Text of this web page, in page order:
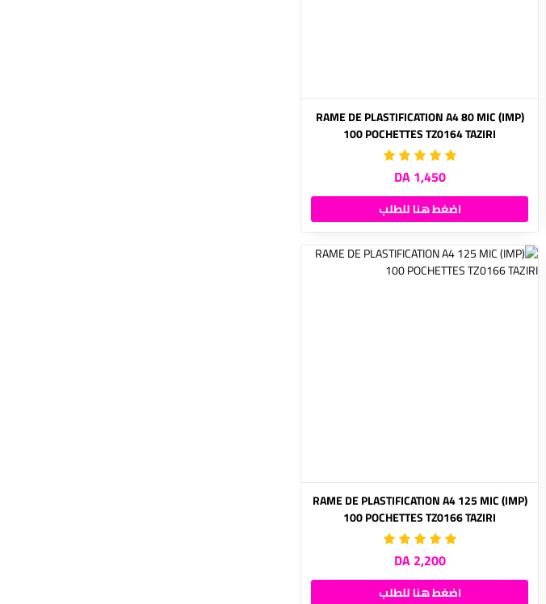
(IMP) RAME DE PLASTIFICATION A4 80 MIC
100 POCHETTES TZ0164 TAZIRI
1,450 DA
اضغط هنا للطلب
(IMP) RAME DE PLASTIFICATION A4 125 MIC
100 POCHETTES TZ0166 TAZIRI
2,200 DA
اضغط هنا للطلب